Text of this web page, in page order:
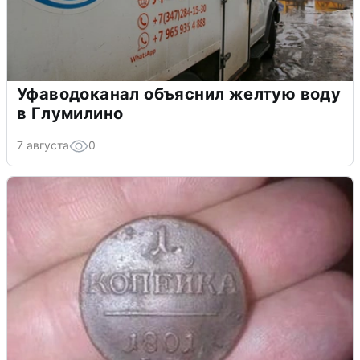
Уфаводоканал объяснил желтую воду
в Глумилино
7 августа 0